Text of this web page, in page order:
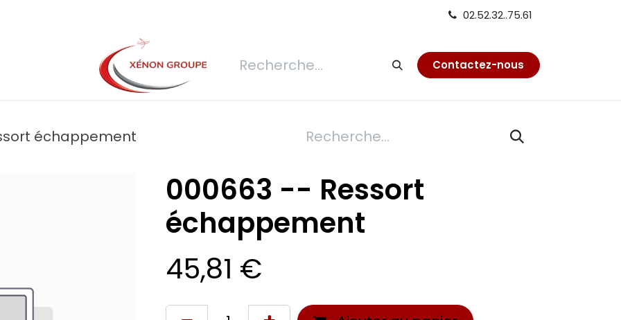
02.52.32..75.61
Demande de devis Connexion Réfection Contactez-nous
échappement
000663 -- Ressort
échappement
45,81 €